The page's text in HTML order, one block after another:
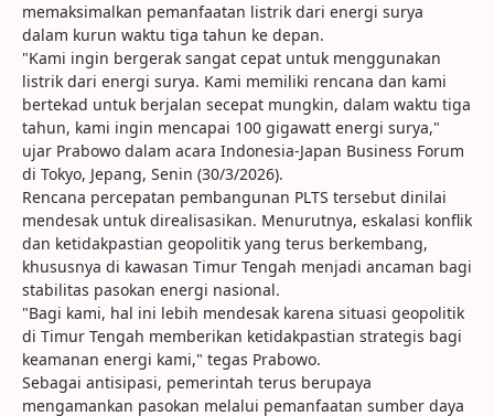
memaksimalkan pemanfaatan listrik dari energi surya
dalam kurun waktu tiga tahun ke depan.
"Kami ingin bergerak sangat cepat untuk menggunakan
listrik dari energi surya. Kami memiliki rencana dan kami
bertekad untuk berjalan secepat mungkin, dalam waktu tiga
tahun, kami ingin mencapai 100 gigawatt energi surya,"
ujar Prabowo dalam acara Indonesia-Japan Business Forum
di Tokyo, Jepang, Senin (30/3/2026).
Rencana percepatan pembangunan PLTS tersebut dinilai
mendesak untuk direalisasikan. Menurutnya, eskalasi konflik
dan ketidakpastian geopolitik yang terus berkembang,
khususnya di kawasan Timur Tengah menjadi ancaman bagi
stabilitas pasokan energi nasional.
"Bagi kami, hal ini lebih mendesak karena situasi geopolitik
di Timur Tengah memberikan ketidakpastian strategis bagi
keamanan energi kami," tegas Prabowo.
Sebagai antisipasi, pemerintah terus berupaya
mengamankan pasokan melalui pemanfaatan sumber daya